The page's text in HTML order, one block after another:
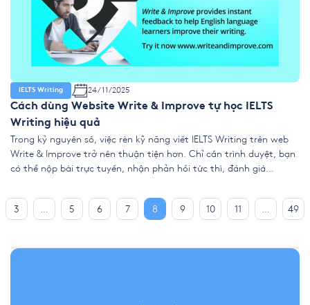
IELTS Writing 24/11/2025
Cách dùng Website Write & Improve tự học IELTS
Writing hiệu quả
Trong kỷ nguyên số, việc rèn kỹ năng viết IELTS Writing trên web
Write & Improve trở nên thuận tiện hơn. Chỉ cần trình duyệt, bạn
có thể nộp bài trực tuyến, nhận phản hồi tức thì, đánh giá
với band điểm ước tính. […]
3
5 6 7 8 9 10 11 49